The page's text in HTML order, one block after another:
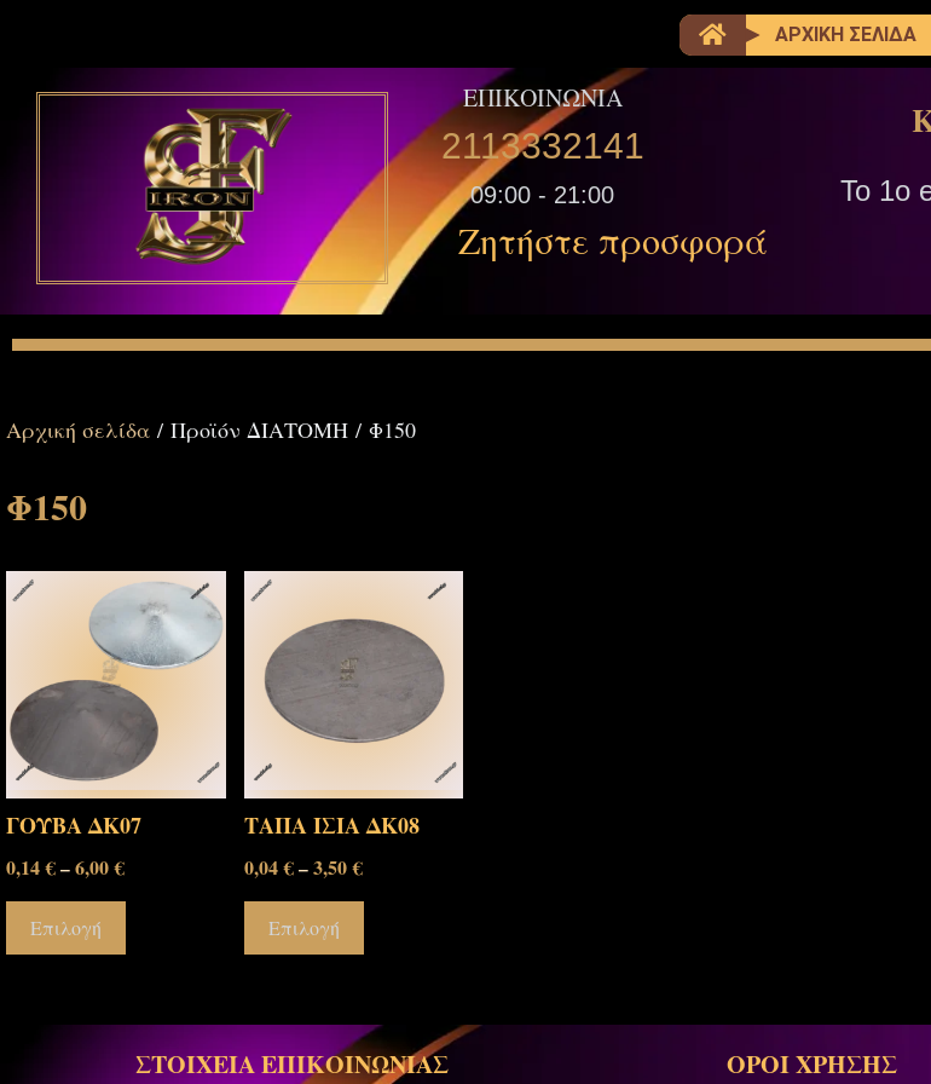
ΑΡΧΙΚΗ ΣΕΛΙΔΑ
ΕΠΙΚΟΙΝΩΝΙΑ
2113332141
09:00 - 21:00
Ζητήστε προσφορά
Το 1ο
Αρχική σελίδα / Προϊόν ΔΙΑΤΟΜΗ / Φ150
Φ150
ΓΟΥΒΑ ΔΚ07
0,14€–6,00€
Επιλογή
ΤΑΠΑ ΙΣΙΑ ΔΚ08
0,04€–3,50€
Επιλογή
ΣΤΟΙΧΕΙΑ ΕΠΙΚΟΙΝΩΝΙΑΣ ΟΡΟΙ ΧΡΗΣΗΣ